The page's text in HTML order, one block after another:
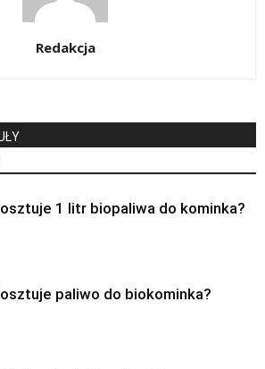
Redakcja
1 litr biopaliwa do kominka?
paliwo do biokominka?